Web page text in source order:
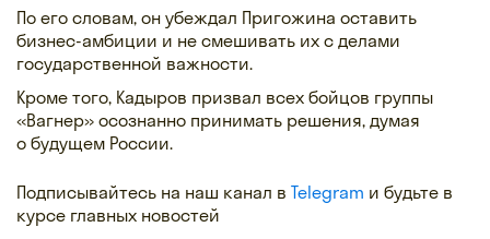
По его словам, он убеждал Пригожина оставить
бизнес-амбиции и не смешивать их с делами
государственной важности.
Кроме того, Кадыров призвал всех бойцов группы
«Вагнер» осознанно принимать решения, думая
о будущем России.
Подписывайтесь на наш канал в Telegram и будьте в
курсе главных новостей